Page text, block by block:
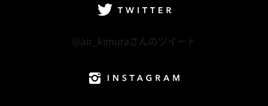
@air_kimuraさんのツイート